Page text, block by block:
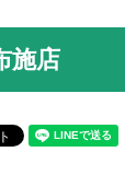
施店